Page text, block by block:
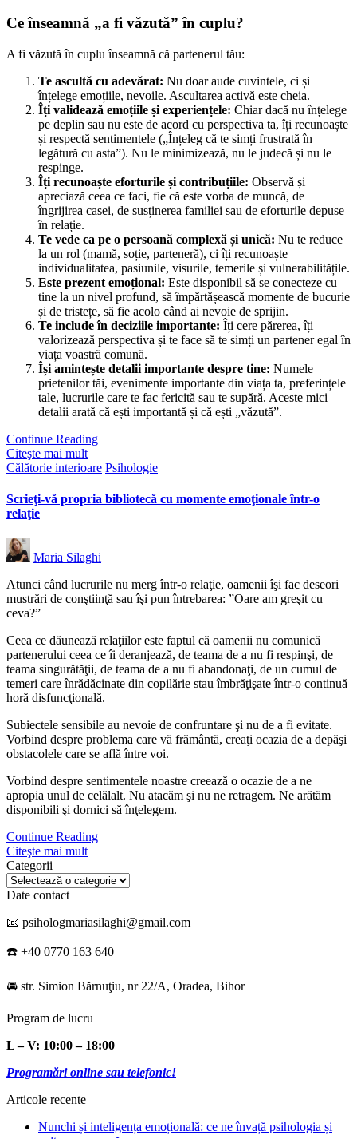
Ce înseamnă „a fi văzută” în cuplu?
A fi văzută în cuplu înseamnă că partenerul tău:
Te ascultă cu adevărat: Nu doar aude cuvintele, ci și
înțelege emoțiile, nevoile. Ascultarea activă este cheia.
Îți validează emoțiile și experiențele: Chiar dacă nu înțelege
pe deplin sau nu este de acord cu perspectiva ta, îți recunoaște
și respectă sentimentele („Înțeleg că te simți frustrată în
legătură cu asta”). Nu le minimizează, nu le judecă și nu le
respinge.
Îți recunoaște eforturile și contribuțiile: Observă și
apreciază ceea ce faci, fie că este vorba de muncă, de
îngrijirea casei, de susținerea familiei sau de eforturile depuse
în relație.
Te vede ca pe o persoană complexă și unică: Nu te reduce
la un rol (mamă, soție, parteneră), ci îți recunoaște
individualitatea, pasiunile, visurile, temerile și vulnerabilitățile.
Este prezent emoțional: Este disponibil să se conecteze cu
tine la un nivel profund, să împărtășească momente de bucurie
și de tristețe, să fie acolo când ai nevoie de sprijin.
Te include în deciziile importante: Îți cere părerea, îți
valorizează perspectiva și te face să te simți un partener egal în
viața voastră comună.
Își amintește detalii importante despre tine: Numele
prietenilor tăi, evenimente importante din viața ta, preferințele
tale, lucrurile care te fac fericită sau te supără. Aceste mici
detalii arată că ești importantă și că ești „văzută”.
Continue Reading
Citeşte mai mult
Posted
Călătorie interioare Psihologie
Scrieţi-vă propria bibliotecă cu momente emoţionale într-o
relaţie
Posted
by
Maria Silaghi
Atunci când lucrurile nu merg într-o relaţie, oamenii îşi fac deseori
mustrări de conştiinţă sau îşi pun întrebarea: ”Oare am greşit cu
ceva?”
Ceea ce dăunează relaţiilor este faptul că oamenii nu comunică
partenerului ceea ce îi deranjează, de teama de a nu fi respinşi, de
teama singurătăţii, de teama de a nu fi abandonaţi, de un cumul de
temeri care înrădăcinate din copilărie stau îmbrăţişate într-o continuă
horă disfuncţională.
Subiectele sensibile au nevoie de confruntare şi nu de a fi evitate.
Vorbind despre problema care vă frământă, creaţi ocazia de a depăşi
obstacolele care se află între voi.
Vorbind despre sentimentele noastre creează o ocazie de a ne
apropia unul de celălalt. Nu atacăm şi nu ne retragem. Ne arătăm
disponibili şi dornici să înţelegem.
Continue Reading
Citeşte mai mult
Categorii
Categorii
Date contact
📧 psihologmariasilaghi@gmail.com
☎️ +40 0770 163 640
🚘 str. Simion Bărnuţiu, nr 22/A, Oradea, Bihor
Program de lucru
L – V: 10:00 – 18:00
Programări online sau telefonic!
Articole recente
Nunchi și inteligența emoțională: ce ne învață psihologia și